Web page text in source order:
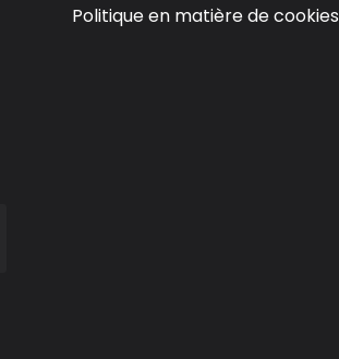
Politique en matière de cookies